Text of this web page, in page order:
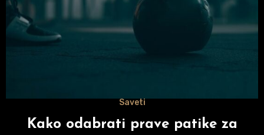
Saveti
Kako odabrati prave patike za